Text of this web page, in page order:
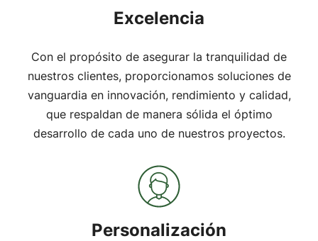
Excelencia
Con el propósito de asegurar la tranquilidad de
nuestros clientes, proporcionamos soluciones de
vanguardia en innovación, rendimiento y calidad,
que respaldan de manera sólida el óptimo
desarrollo de cada uno de nuestros proyectos.
Personalización